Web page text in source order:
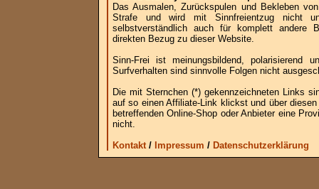
Das Ausmalen, Zurückspulen und Bekleben
Strafe und wird mit Sinnfreientzug nicht
selbstverständlich auch für komplett andere
direkten Bezug zu dieser Website.
Sinn-Frei ist meinungsbildend, polarisierend
Surfverhalten sind sinnvolle Folgen nicht
Die mit Sternchen (*) gekennzeichneten Links
auf so einen Affiliate-Link klickst und über
betreffenden Online-Shop oder Anbieter eine
nicht.
Kontakt/ Impressum / Datenschutzerklärung